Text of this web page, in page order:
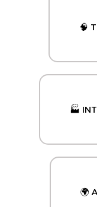
🧠
🏭
🌍